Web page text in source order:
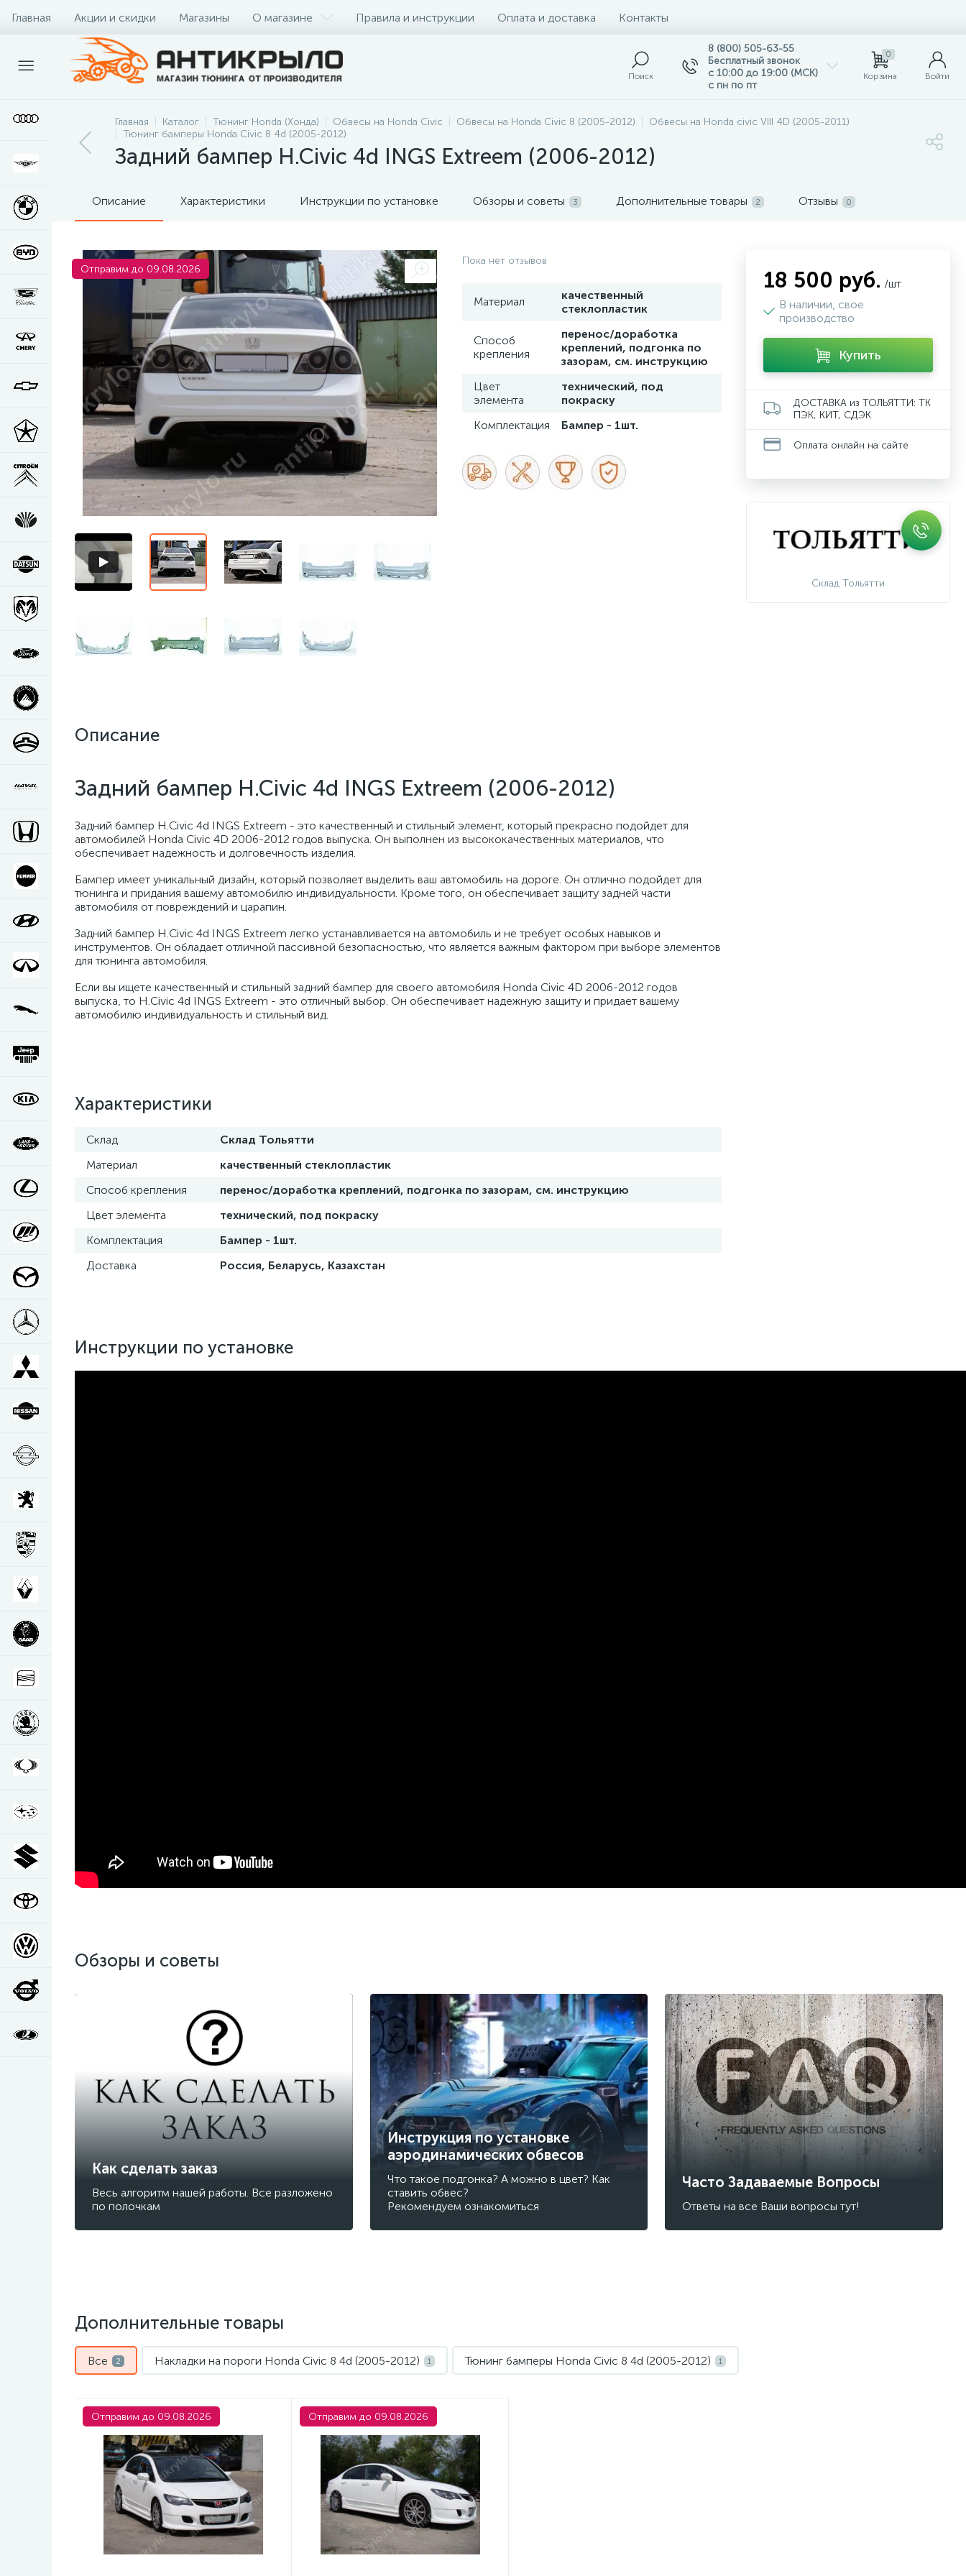
Главная Акции и скидки Магазины О магазине Правила и инструкции Оплата и доставка Контакты
Поиск
8 (800) 505-63-55
Бесплатный звонок
с 10:00 до 19:00 (МСК)
с пн по пт
0
Корзина Войти
Главная Каталог Тюнинг Honda (Хонда) Обвесы на Honda Civic Обвесы на Honda Civic 8 (2005-2012)
Обвесы на Honda civic VIII 4D (2005-2011)
Тюнинг бамперы Honda Civic 8 4d (2005-2012)
Задний бампер H.Civic 4d INGS Extreem (2006-2012)
Описание Характеристики Инструкции по установке Обзоры и советы 3 Дополнительные товары 2 Отзывы 0
Отправим до 09.08.2026
Пока нет отзывов
Материал
качественный
стеклопластик
Способ
крепления
перенос/доработка
креплений, подгонка по
зазорам, см. инструкцию
Цвет
элемента
технический, под
покраску
Комплектация
Бампер - 1шт.
Описание
Задний бампер H.Civic 4d INGS Extreem (2006-2012)
Задний бампер H.Civic 4d INGS Extreem - это качественный и стильный элемент, который прекрасно подойдет для
автомобилей Honda Civic 4D 2006-2012 годов выпуска. Он выполнен из высококачественных материалов, что
обеспечивает надежность и долговечность изделия.
Бампер имеет уникальный дизайн, который позволяет выделить ваш автомобиль на дороге. Он отлично подойдет для
тюнинга и придания вашему автомобилю индивидуальности. Кроме того, он обеспечивает защиту задней части
автомобиля от повреждений и царапин.
Задний бампер H.Civic 4d INGS Extreem легко устанавливается на автомобиль и не требует особых навыков и
инструментов. Он обладает отличной пассивной безопасностью, что является важным фактором при выборе элементов
для тюнинга автомобиля.
Если вы ищете качественный и стильный задний бампер для своего автомобиля Honda Civic 4D 2006-2012 годов
выпуска, то H.Civic 4d INGS Extreem - это отличный выбор. Он обеспечивает надежную защиту и придает вашему
автомобилю индивидуальность и стильный вид.
Характеристики
Склад
Склад Тольятти
Материал
качественный стеклопластик
Способ крепления
перенос/доработка креплений, подгонка по зазорам, см. инструкцию
Цвет элемента
технический, под покраску
Комплектация
Бампер - 1шт.
Доставка
Россия, Беларусь, Казахстан
Инструкции по установке
18 500 руб. /шт
В наличии, свое
производство
Купить
ДОСТАВКА из ТОЛЬЯТТИ: ТК
ПЭК, КИТ, СДЭК
Оплата онлайн на сайте
Склад Тольятти
Обзоры и советы
Как сделать заказ
Весь алгоритм нашей работы. Все разложено
по полочкам
Инструкция по установке
аэродинамических обвесов
Что такое подгонка? А можно в цвет? Как
ставить обвес?
Рекомендуем ознакомиться
Часто Задаваемые Вопросы
Ответы на все Ваши вопросы тут!
Дополнительные товары
Все 2 Накладки на пороги Honda Civic 8 4d (2005-2012) 1 Тюнинг бамперы Honda Civic 8 4d (2005-2012) 1
Отправим до 09.08.2026 Отправим до 09.08.2026